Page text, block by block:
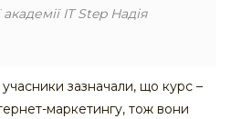
IT Step Надія
зазначали, що курс –
маркетингу, тож вони